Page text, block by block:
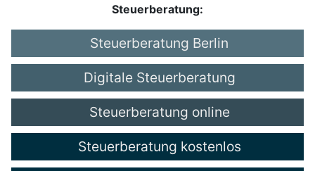
Steuerberatung:
Steuerberatung Berlin
Digitale Steuerberatung
Steuerberatung online
Steuerberatung kostenlos